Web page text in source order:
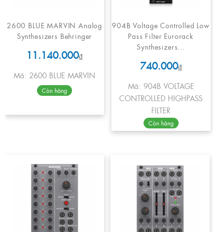
2600 BLUE MARVIN Analog
Synthesizers Behringer
11.140.000₫
Mã: 2600 BLUE MARVIN
Còn hàng
904B Voltage Controlled Low
Pass Filter Eurorack
Synthesizers...
740.000₫
Mã: 904B VOLTAGE
CONTROLLED HIGHPASS
FILTER
Còn hàng